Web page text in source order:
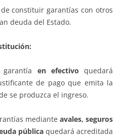
constituir garantías con otros
deuda del Estado.
en efectivo quedará
de pago que emita la
se produzca el ingreso.
mediante avales, seguros
pública quedará acreditada